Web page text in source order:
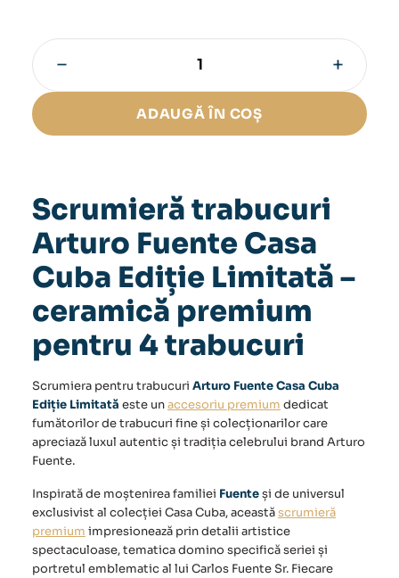
Scrumieră
Fuente
Limitată
− +
ADAUGĂ ÎN COȘ
Scrumieră trabucuri
Arturo Fuente Casa
Cuba Ediție Limitată –
ceramică premium
pentru 4 trabucuri
Scrumiera pentru trabucuri Arturo Fuente Casa Cuba
Ediție Limitată este unaccesoriu premium dedicat
fumătorilor de trabucuri fine și colecționarilor care
apreciază luxul autentic și tradiția celebrului brand Arturo
Fuente.
Inspirată de moștenirea familiei Fuenteși de universul
exclusivist al colecției Casa Cuba, aceastăscrumieră
premium impresionează prin detalii artistice
spectaculoase, tematica domino specifică seriei și
portretul emblematic al lui Carlos Fuente Sr. Fiecare